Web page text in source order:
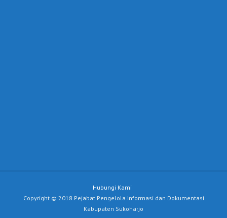
Hubungi Kami
Copyright © 2018 Pejabat Pengelola Informasi dan Dokumentasi
Kabupaten Sukoharjo